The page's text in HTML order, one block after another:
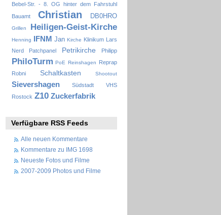
Bebel-Str. - 8. OG hinter dem Fahrstuhl
Bauamt
Christian DB0HRO
Grillen Heiligen-Geist-Kirche
Henning IFNM Jan Kirche Klinikum Lars
Nerd
Patchpanel Petrikirche Philipp
PhiloTurm PoE Reinshagen
Reprap
Robni
Schaltkasten Shootout
Sievershagen Südstadt
VHS
Rostock Z10 Zuckerfabrik
Verfügbare RSS Feeds
Alle neuen Kommentare
Kommentare zu IMG 1698
Neueste Fotos und Filme
2007-2009 Photos und Filme